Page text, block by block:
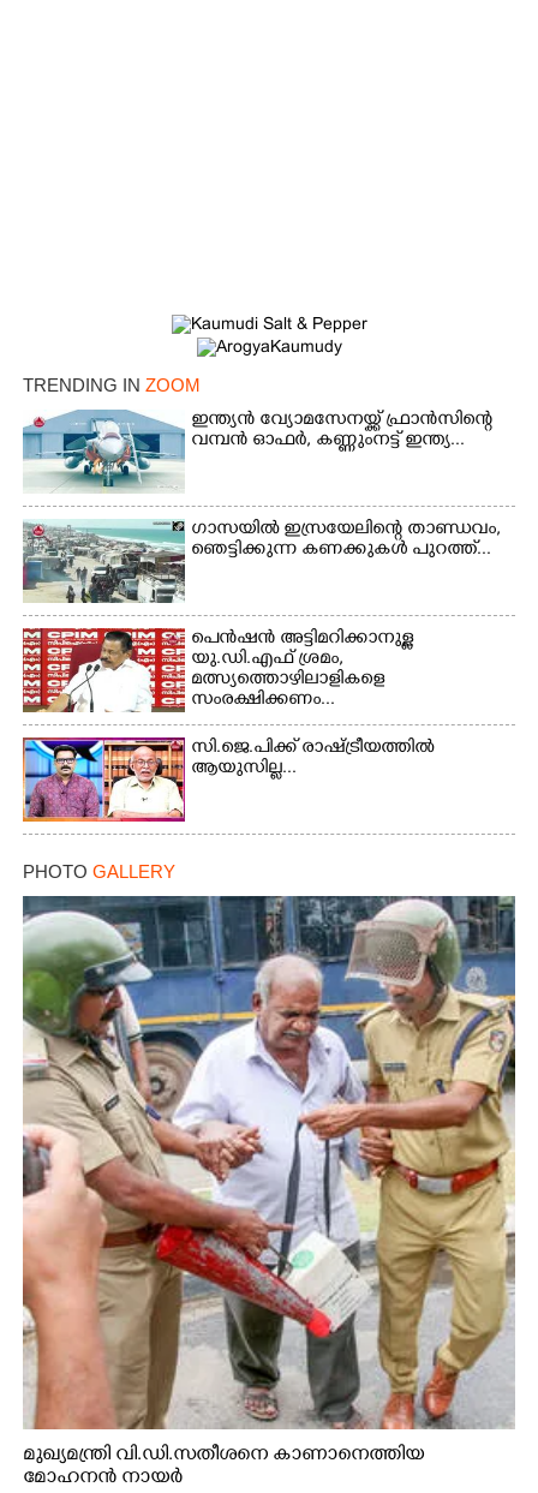
TRENDING IN ZOOM
ഇന്ത്യൻ വ്യോമസേനയ്ക്ക് ഫ്രാൻസിന്റെ
വമ്പൻ ഓഫർ, കണ്ണുംനട്ട് ഇന്ത്യ...
ഗാസയിൽ ഇസ്രയേലിന്റെ താണ്ഡവം,
ഞെട്ടിക്കുന്ന കണക്കുകൾ പുറത്ത്...
പെൻഷൻ അട്ടിമറിക്കാനുള്ള
യു.ഡി.എഫ് ശ്രമം,
മത്സ്യത്തൊഴിലാളികളെ
സംരക്ഷിക്കണം...
സി.ജെ.പിക്ക് രാഷ്ട്രീയത്തിൽ
ആയുസില്ല...
PHOTO GALLERY
മുഖ്യമന്ത്രി വി.ഡി.സതീശനെ കാണാനെത്തിയ
മോഹനൻ നായർ
×